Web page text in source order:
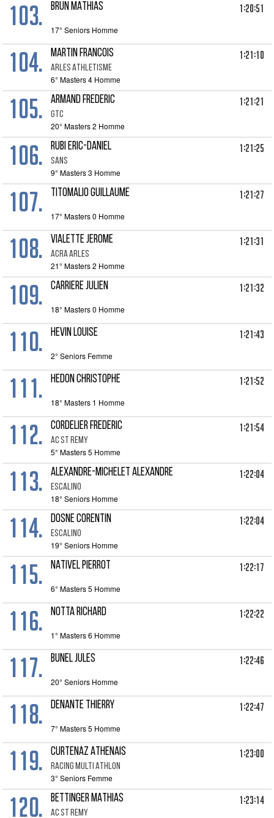
103. BRUN MATHIAS 1:20:51
17° Seniors Homme
104. MARTIN FRANCOIS
ARLES ATHLETISME
1:21:10
6° Masters 4 Homme
105. ARMAND FREDERIC
GTC
1:21:21
20° Masters 2 Homme
106. RUBI ERIC-DANIEL
SANS
1:21:25
9° Masters 3 Homme
107. TITOMALIO GUILLAUME 1:21:27
17° Masters 0 Homme
108. VIALETTE JEROME
ACRA ARLES
1:21:31
21° Masters 2 Homme
109. CARRIERE JULIEN 1:21:32
18° Masters 0 Homme
110. HEVIN LOUISE 1:21:43
2° Seniors Femme
111. HEDON CHRISTOPHE 1:21:52
18° Masters 1 Homme
112. CORDELIER FREDERIC
AC ST REMY
1:21:54
5° Masters 5 Homme
113. ALEXANDRE-MICHELET ALEXANDRE
ESCALINO
1:22:04
18° Seniors Homme
114. DOSNE CORENTIN
ESCALINO
1:22:04
19° Seniors Homme
115. NATIVEL PIERROT 1:22:17
6° Masters 5 Homme
116. NOTTA RICHARD 1:22:22
1° Masters 6 Homme
117. BUNEL JULES 1:22:46
20° Seniors Homme
118. DENANTE THIERRY 1:22:47
7° Masters 5 Homme
119. CURTENAZ ATHENAIS
RACING MULTI ATHLON
1:23:00
3° Seniors Femme
120. BETTINGER MATHIAS
AC ST REMY
1:23:14